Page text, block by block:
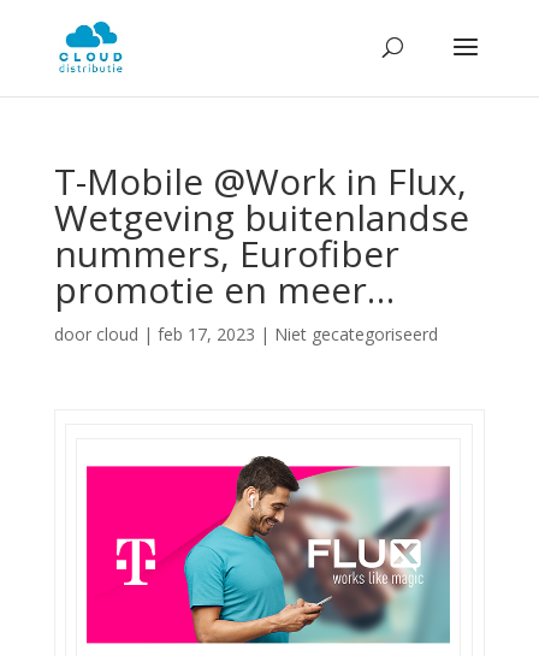
T-Mobile @Work in Flux,
Wetgeving buitenlandse
nummers, Eurofiber
promotie en meer…
door cloud | feb 17, 2023 | Niet gecategoriseerd